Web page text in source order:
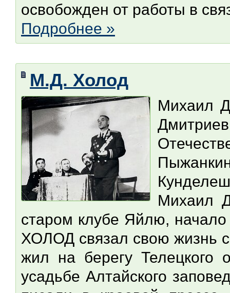
освобожден от работы в
Подробнее »
М.Д. Холод
Михаил
Михаил
старом клубе Яйлю,
ХОЛОД связал свою жизнь
жил на берегу Телецкого
усадьбе Алтайского